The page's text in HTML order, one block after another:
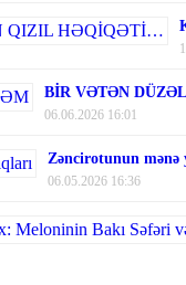
BİR VƏTƏN
06.06.2026 16:01
Zəncirotunun mənə
06.05.2026 16:36